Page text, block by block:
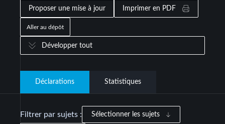
Proposer une mise à jour Imprimer en PDF
Aller au dépôt
Développer tout
Déclarations Statistiques
Filtrer par sujets : Sélectionner les sujets